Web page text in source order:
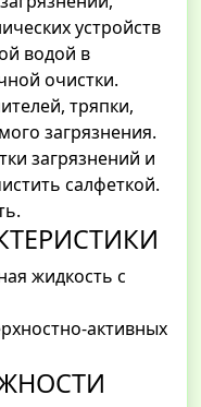
устройств
водой в
очистки.
тряпки,
загрязнения.
загрязнений и
салфеткой.
жидкость с
активных